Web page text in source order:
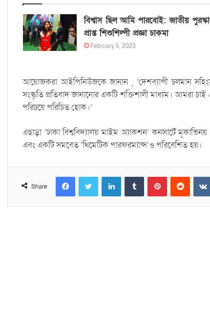
বিশ্বাস ছিল আমি পারবোই: জাতীয়
প্রাপ্ত শিশুশিল্পী প্রজ্ঞা চাকমা
February 5, 2023
আয়োজকরা আইপিনিউজকে জানান , ‘দেশব্যাপী চলমান
সংস্কৃতি প্রতিবাদ জানানোর একটি শক্তিশালী মাধ্যম। আমরা
পরিচয়ে পরিচিত হোক।’
এছাড়া ‘ঢাকা বিশ্ববিদ্যালয় মাইম অ্যাকশন’ কনসার্টে
এবং একটি সমবেত ‘থিমেটিক পারফরম্যান্স’ও পরিবেশিত হয়।
Share